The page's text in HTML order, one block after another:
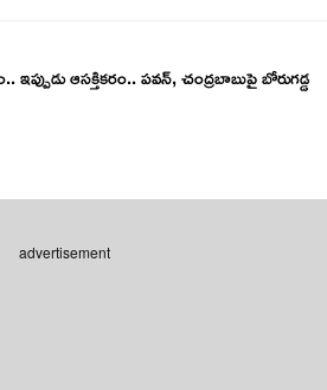
ఇప్పుడు ఆసక్తికరం.. పవన్, చంద్రబాబుపై బోరుగడ్డ
advertisement